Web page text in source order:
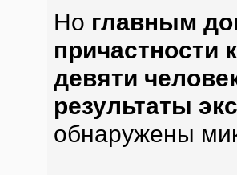
Но главным
причастности
девяти
результаты
обнаружены